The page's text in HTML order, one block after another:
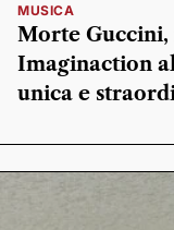
MUSICA
Morte Guccini,
Imaginaction
unica e